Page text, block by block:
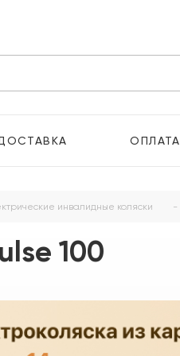
ОПЛАТА
инвалидные коляски -
100